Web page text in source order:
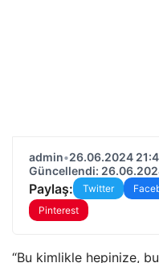
admin•26.06.2024
Güncellendi:
Paylaş: Twitter
Pinterest
“Bu kimlikle hepinize,